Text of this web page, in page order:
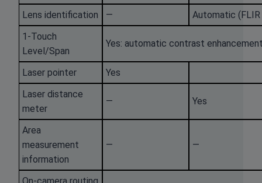
Lens identification
—
Automatic
1-Touch
Level/Span
Yes: automatic contrast
Laser pointer
Yes
Laser distance
meter
— Yes
Area
measurement
information
— —